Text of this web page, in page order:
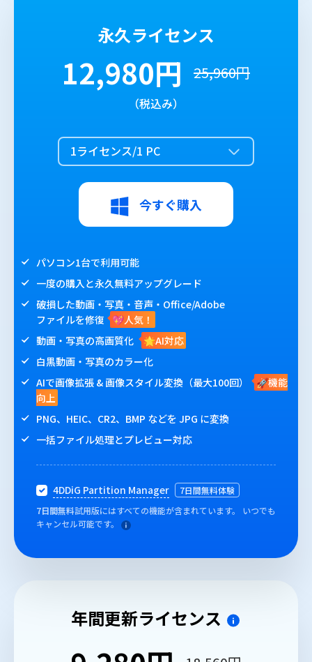
永久ライセンス
12,980円 25,960円
（税込み）
今すぐ購入
パソコン1台で利用可能
一度の購入と永久無料アップグレード
破損した動画・写真・音声・Office/Adobe
ファイルを修復
💖人気！
動画・写真の高画質化
🌟AI対応
白黒動画・写真のカラー化
AIで画像拡張 & 画像スタイル変換（最大100回）
🚀機能
向上
PNG、HEIC、CR2、BMP などを JPG に変換
一括ファイル処理とプレビュー対応
1ライセンス/1 PC
4DDiG Partition Manager
7日間無料体験
7日間無料試用版にはすべての機能が含まれています。 いつでも
キャンセル可能です。
年間更新ライセンス